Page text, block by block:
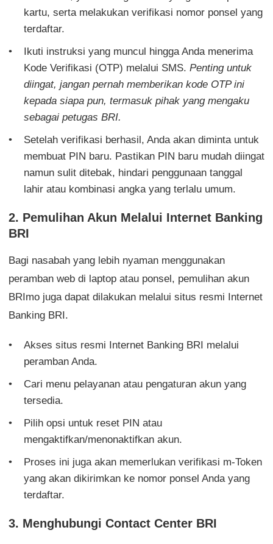
kartu, serta melakukan verifikasi nomor ponsel yang
terdaftar.
Ikuti instruksi yang muncul hingga Anda menerima
Kode Verifikasi (OTP) melalui SMS. Penting untuk
diingat, jangan pernah memberikan kode OTP ini
kepada siapa pun, termasuk pihak yang mengaku
sebagai petugas BRI.
Setelah verifikasi berhasil, Anda akan diminta untuk
membuat PIN baru. Pastikan PIN baru mudah diingat
namun sulit ditebak, hindari penggunaan tanggal
lahir atau kombinasi angka yang terlalu umum.
2. Pemulihan Akun Melalui Internet Banking
BRI
Bagi nasabah yang lebih nyaman menggunakan
peramban web di laptop atau ponsel, pemulihan akun
BRImo juga dapat dilakukan melalui situs resmi Internet
Banking BRI.
Akses situs resmi Internet Banking BRI melalui
peramban Anda.
Cari menu pelayanan atau pengaturan akun yang
tersedia.
Pilih opsi untuk reset PIN atau
mengaktifkan/menonaktifkan akun.
Proses ini juga akan memerlukan verifikasi m-Token
yang akan dikirimkan ke nomor ponsel Anda yang
terdaftar.
3. Menghubungi Contact Center BRI